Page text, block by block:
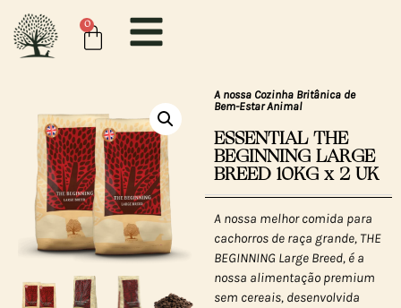
0
A nossa Cozinha Britânica de
Bem-Estar Animal
ESSENTIAL THE
BEGINNING LARGE
BREED 10KG x 2 UK
A nossa melhor comida para
cachorros de raça grande, THE
BEGINNING Large Breed, é a
nossa alimentação premium
sem cereais, desenvolvida